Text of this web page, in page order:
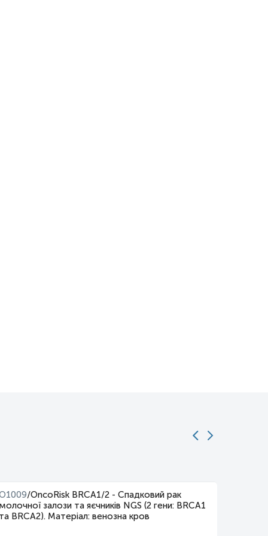
/OncoRisk BRCA1/2 - Спадковий рак
молочної залози та яєчників NGS (2 гени: BRCA1
та BRCA2). Матеріал: венозна кров